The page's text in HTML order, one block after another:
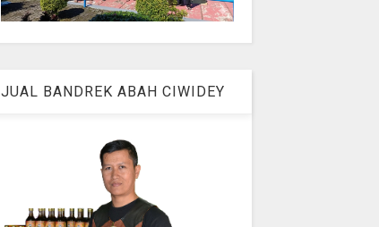
JUAL BANDREK ABAH CIWIDEY